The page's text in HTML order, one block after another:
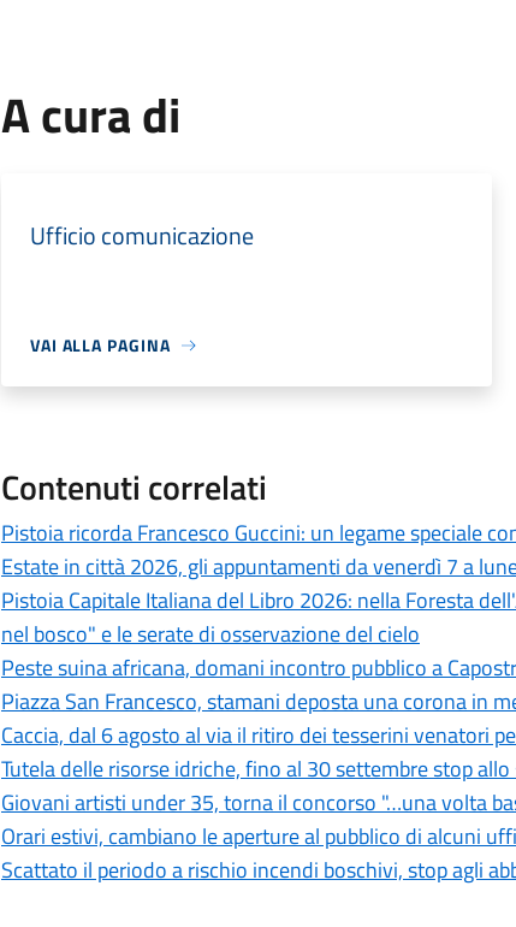
A cura di
Ufficio comunicazione
VAI ALLA PAGINA
Contenuti correlati
Pistoia ricorda Francesco Guccini: un legame speciale
Estate in città 2026, gli appuntamenti da venerdì 7 a
Pistoia Capitale Italiana del Libro 2026: nella Foresta
nel bosco" e le serate di osservazione del cielo
Peste suina africana, domani incontro pubblico a
Piazza San Francesco, stamani deposta una corona in
Caccia, dal 6 agosto al via il ritiro dei tesserini venatori
Tutela delle risorse idriche, fino al 30 settembre stop
Giovani artisti under 35, torna il concorso "…una volta
Orari estivi, cambiano le aperture al pubblico di alcuni
Scattato il periodo a rischio incendi boschivi, stop agli